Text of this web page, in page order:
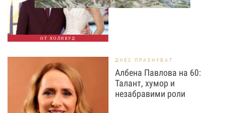
ОТ ХОЛИВУД
ДНЕС ПРАЗНУВАТ
Албена Павлова на 60:
Талант, хумор и
незабравими роли